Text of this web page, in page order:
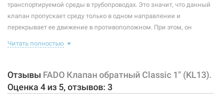
Размер: 1"В х 1"В
Материал корпуса:
без покрытия
транспортируемой среды в трубопроводах. Это значит, что данный
клапан пропускает среду только в одном направлении и
перекрывает ее движение в противоположном. При этом, он
Используют обратные клапаны в водопроводах с замкнутой
нескольких насосов, в блоках фильтрации и гидролиниях, где
требуется однонаправленное движение жидкости.
Читать полностью
Отзывы FADO Клапан обратный Classic 1" (KL13).
Оценка 4 из 5, отзывов: 3